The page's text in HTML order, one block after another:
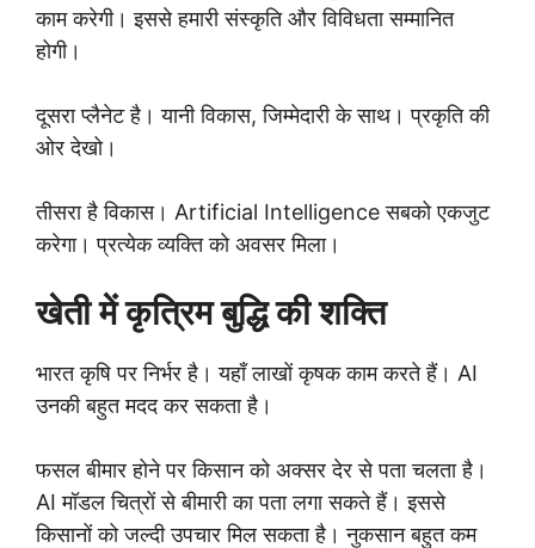
काम करेगी। इससे हमारी संस्कृति और विविधता सम्मानित
होगी।
दूसरा प्लैनेट है। यानी विकास, जिम्मेदारी के साथ। प्रकृति की
ओर देखो।
तीसरा है विकास। Artificial Intelligence सबको एकजुट
करेगा। प्रत्येक व्यक्ति को अवसर मिला।
खेती में कृत्रिम बुद्धि की शक्ति
भारत कृषि पर निर्भर है। यहाँ लाखों कृषक काम करते हैं। AI
उनकी बहुत मदद कर सकता है।
फसल बीमार होने पर किसान को अक्सर देर से पता चलता है।
AI मॉडल चित्रों से बीमारी का पता लगा सकते हैं। इससे
किसानों को जल्दी उपचार मिल सकता है। नुकसान बहुत कम